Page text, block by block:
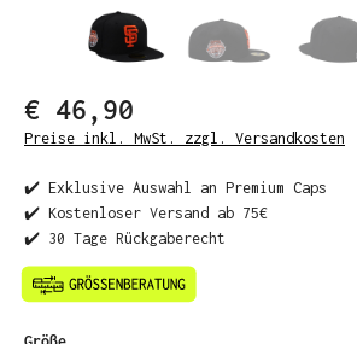
€ 46,90
Preise inkl. MwSt. zzgl. Versandkosten
✔️ Exklusive Auswahl an Premium Caps
✔️ Kostenloser Versand ab 75€
✔️ 30 Tage Rückgaberecht
auswählen